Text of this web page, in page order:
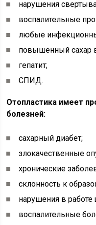
нарушения
воспалительные
любые
повышенный сахар
гепатит;
СПИД.
Отопластика имеет
болезней:
сахарный диабет;
злокачественные
хронические
склонность к
нарушения в
воспалительные